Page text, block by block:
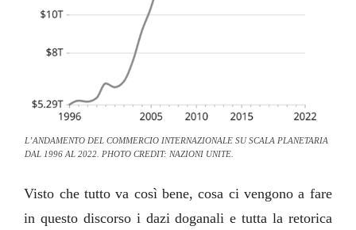
L’ANDAMENTO DEL COMMERCIO INTERNAZIONALE SU SCALA PLANETARIA
DAL 1996 AL 2022. PHOTO CREDIT: NAZIONI UNITE.
Visto che tutto va così bene, cosa ci vengono a fare
in questo discorso i dazi doganali e tutta la retorica